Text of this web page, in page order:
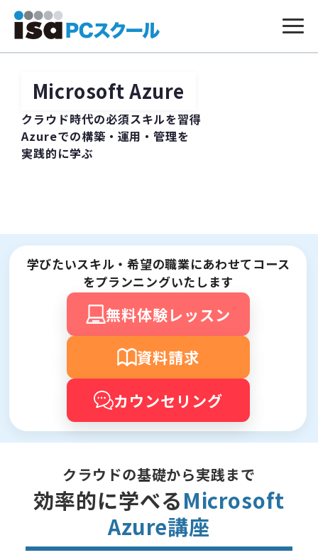
本
Microsoft Azure
クラウド時代の必須スキルを習得
Azureでの構築・運用・管理を
実践的に学ぶ
学びたいスキル・希望の職業にあわせてコース
をプランニングいたします
無料体験レッスン
資料請求
カウンセリング
クラウドの基礎から実践まで
効率的に学べるMicrosoft
Azure講座